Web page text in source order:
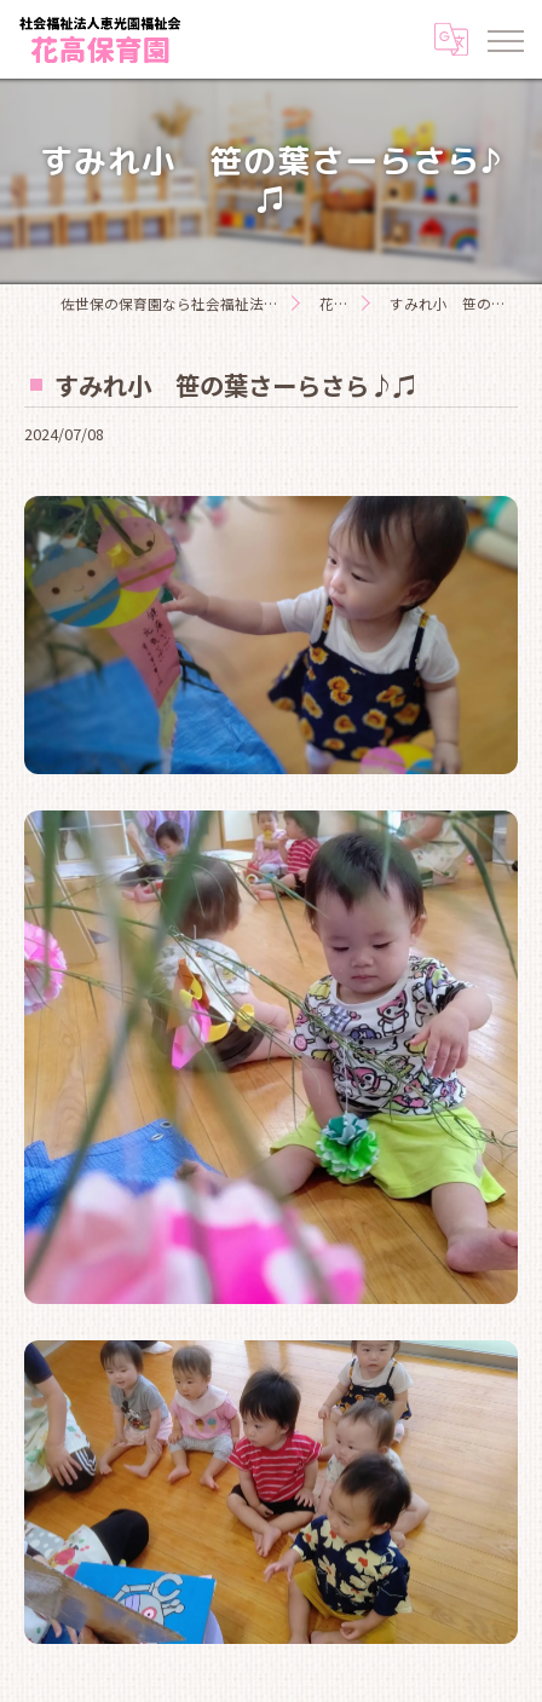
すみれ小 笹の葉さーらさら♪
♫
佐世保の保育園なら社会福祉法人恵光園福祉会花高保育園 花高日記 すみれ小 笹の葉さーらさら♪♫
すみれ小 笹の葉さーらさら♪♫
2024/07/08